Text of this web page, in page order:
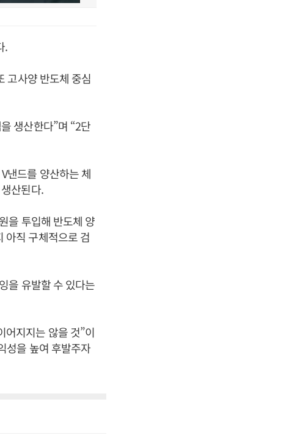
.
고사양 반도체 중심
생산한다”며 “2단
낸드를 양산하는 체
산된다.
을 투입해 반도체 양
아직 구체적으로 검
을 유발할 수 있다는
어지지는 않을 것”이
성을 높여 후발주자